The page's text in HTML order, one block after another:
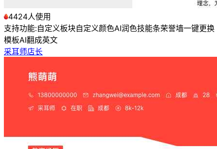
4424人使用
支持功能:自定义板块自定义颜色AI润色技能条荣誉墙一键更换
模板AI翻成英文
采耳师店长